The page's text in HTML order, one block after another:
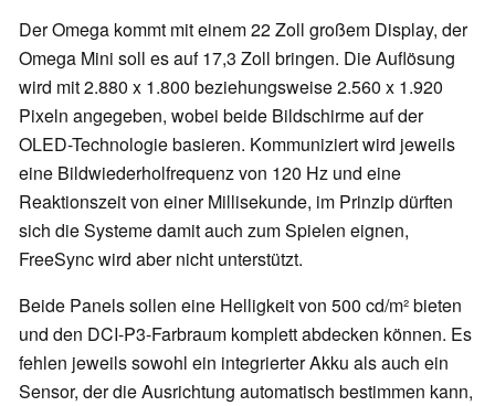
Der Omega kommt mit einem 22 Zoll großem Display, der
Omega Mini soll es auf 17,3 Zoll bringen. Die Auflösung
wird mit 2.880 x 1.800 beziehungsweise 2.560 x 1.920
Pixeln angegeben, wobei beide Bildschirme auf der
OLED-Technologie basieren. Kommuniziert wird jeweils
eine Bildwiederholfrequenz von 120 Hz und eine
Reaktionszeit von einer Millisekunde, im Prinzip dürften
sich die Systeme damit auch zum Spielen eignen,
FreeSync wird aber nicht unterstützt.
Beide Panels sollen eine Helligkeit von 500 cd/m² bieten
und den DCI-P3-Farbraum komplett abdecken können. Es
fehlen jeweils sowohl ein integrierter Akku als auch ein
Sensor, der die Ausrichtung automatisch bestimmen kann,